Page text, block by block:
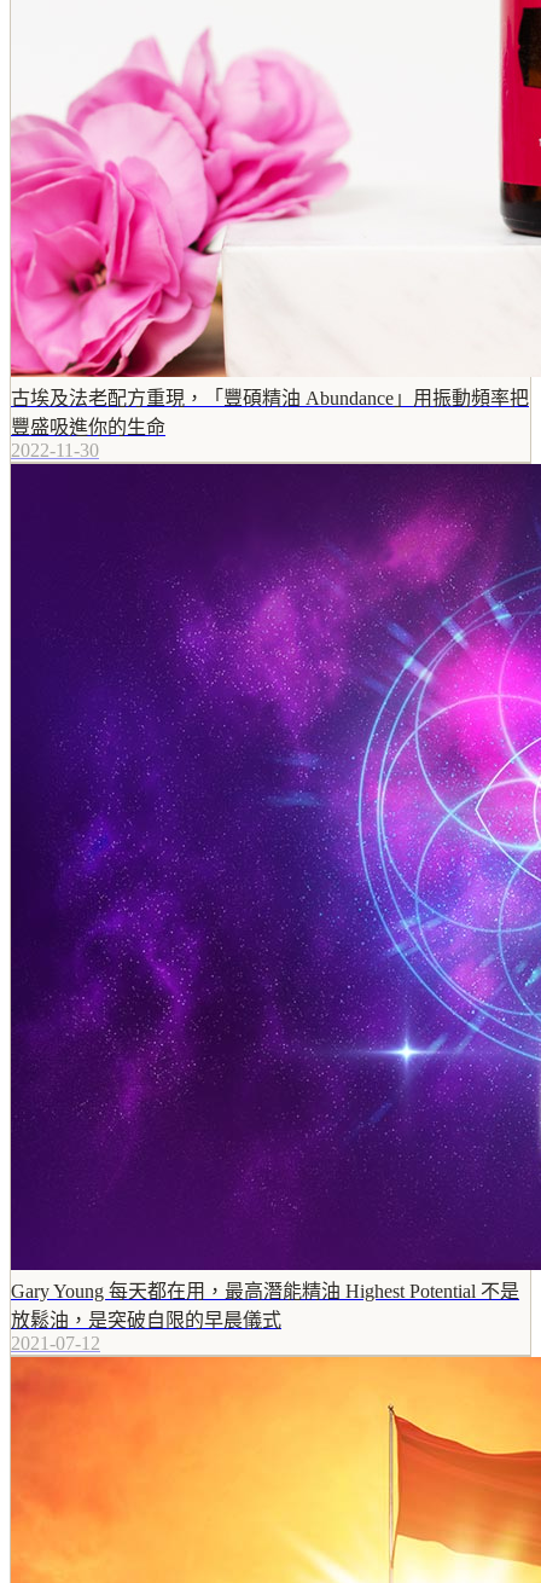
古埃及法老配方重現，「豐碩精油 Abundance」用振動頻率把
豐盛吸進你的生命
2022-11-30
Gary Young 每天都在用，最高潛能精油 Highest Potential 不是
放鬆油，是突破自限的早晨儀式
2021-07-12